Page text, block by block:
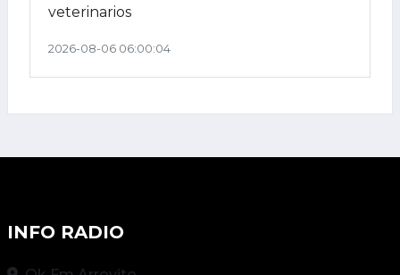
veterinarios
2026-08-06 06:00:04
INFO RADIO